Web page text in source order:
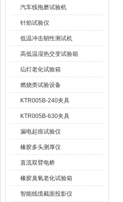
汽车线拖磨试验机
针焰试验仪
低温冲击韧性测试机
高低温湿热交变试验箱
疝灯老化试验箱
燃烧类试验设备
KTR005B-240夹具
KTR005B-630夹具
漏电起痕试验仪
橡胶多头测厚仪
直流双臂电桥
橡胶臭氧老化试验箱
智能线缆截面投影仪